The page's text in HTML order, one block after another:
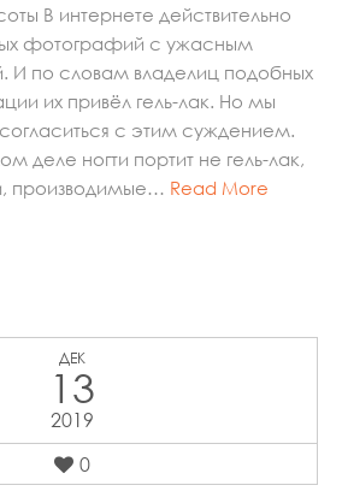
В интернете действительно
фотографий с ужасным
И по словам владелиц подобных
их привёл гель-лак. Но мы
с этим суждением.
деле ногти портит не гель-лак,
производимые… Read More
ДЕК
13
2019
0